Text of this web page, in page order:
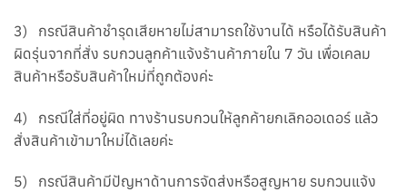
3) กรณีสินค้าชำรุดเสียหายไม่สามารถใช้งานได้ หรือได้รับสินค้า
ผิดรุ่นจากที่สั่ง รบกวนลูกค้าแจ้งร้านค้าภายใน 7 วัน เพื่อเคลม
สินค้าหรือรับสินค้าใหม่ที่ถูกต้องค่ะ
4) กรณีใส่ที่อยู่ผิด ทางร้านรบกวนให้ลูกค้ายกเลิกออเดอร์ แล้ว
สั่งสินค้าเข้ามาใหม่ได้เลยค่ะ
5) กรณีสินค้ามีปัญหาด้านการจัดส่งหรือสูญหาย รบกวนแจ้ง